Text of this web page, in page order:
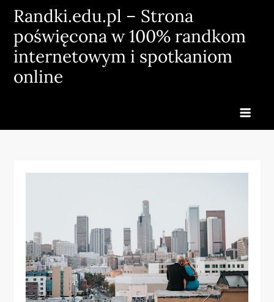
Skip
content
Randki.edu.pl – Strona
poświęcona w 100% randkom
internetowym i spotkaniom
online